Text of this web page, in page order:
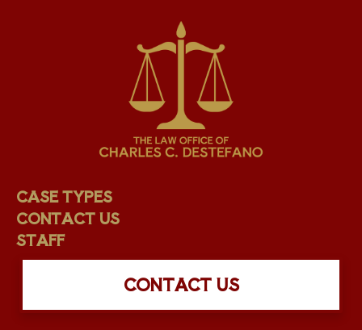
CONTACT US
CASE TYPES
CONTACT US
STAFF